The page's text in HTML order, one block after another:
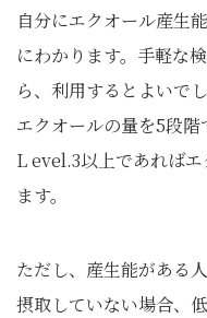
自分にエクオール産生
にわかります。手軽な
ら、利用するとよいで
エクオールの量を5段
L evel.3以上であれば
ます。
ただし、産生能がある
摂取していない場合、